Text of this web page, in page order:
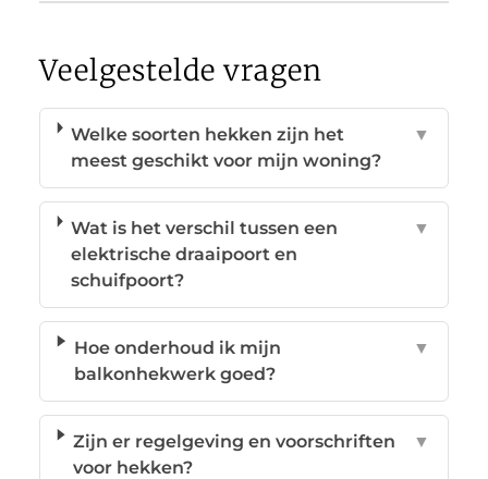
Veelgestelde vragen
Welke soorten hekken zijn het
meest geschikt voor mijn woning?
▼
Wat is het verschil tussen een
elektrische draaipoort en
schuifpoort?
▼
Hoe onderhoud ik mijn
balkonhekwerk goed?
▼
Zijn er regelgeving en voorschriften
voor hekken?
▼